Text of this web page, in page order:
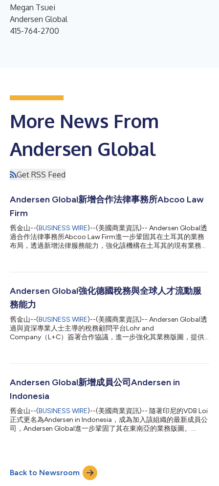
Megan Tsuei
Andersen Global
415-764-2700
More News From
Andersen Global
Get RSS Feed
Andersen Global新增合作法律事務所Abcoo Law
Firm
舊金山--(BUSINESS WIRE)--(美國商業資訊)-- Andersen Global透
過合作法律事務所Abcoo Law Firm進一步鞏固其在土耳其的業務
布局，透過新增法律服務能力，強化該機構在土耳其的現有業務平
循、銀行與金融、競爭法及智慧財產權法等領域擁有豐富的經驗。
為頂尖及一流法律事務所。Abcoo為房地產與建築、零售、紡織、
化妝品、汽車、物流、化工、IT、能源、醫療保健、製造業及金融
服務等眾多產業的企業提供策略性法律指導和以商業為導向的解決
方案。 Abcoo的資深合夥人表示：「我們始終專注於瞭解每位客
戶的目標，並提供務實、以商業為導向的法律解決方案，以支援其
實現長期成功。與Andersen Global的合作使我們能夠進一步擴大
國際業務版圖，同時繼續在日益複雜的法律和監管環境中提供回應
Andersen Global強化德國稅務與全球人才流動服
務能力
舊金山--(BUSINESS WIRE)--(美國商業資訊)-- Andersen Global透
過與資深專業人士主導的稅務顧問平台Lohr and
Company（L+C）簽署合作協議，進一步強化其業務版圖，提供
設有據點，為大型跨國企業、家族企業、家族辦公室、基金會及高
人才流動、併購、國際稅法、國別報告及移轉訂價（包括第二支柱
務遵循、薪資及財務會計，以及私人財富顧問服務。 L+C管理合夥
人Jörg-Andreas Lohr表示：「與Andersen Global合作，是擴展我
們國際服務能力並提升客戶價值的重要一步，特別是在協助客戶因
應日益複雜的跨境事務方面。我們始終秉持以客戶為中心的理念，
提供兼具實務性與高品質的客製化解決方案。透過此次合作，我們
Andersen Global新增成員公司Andersen in
Indonesia
舊金山--(BUSINESS WIRE)--(美國商業資訊)-- 隨著印尼的VDB Loi
正式更名為Andersen in Indonesia，成為加入該組織的最新成員公
司，Andersen Global進一步鞏固了其在東南亞的業務版圖。
型指導。 Andersen in Indonesia執行合夥人Tommy Hendharto
Oetomo表示：「採用Andersen品牌體現了我們致力於在更廣泛
的國際合作支援下，為客戶提供高品質、務實稅務和法律建議的承
Back to Newsroom